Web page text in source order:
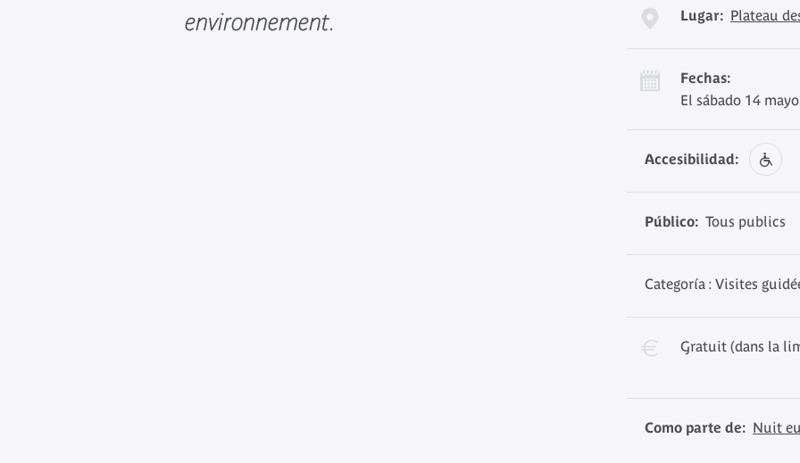
environnement.
Lugar: Plateau
Fechas:
El sábado 14
Accesibilidad:
Público: Tous publics
Categoría : Visites
Gratuit (dans la
Como parte de: Nuit